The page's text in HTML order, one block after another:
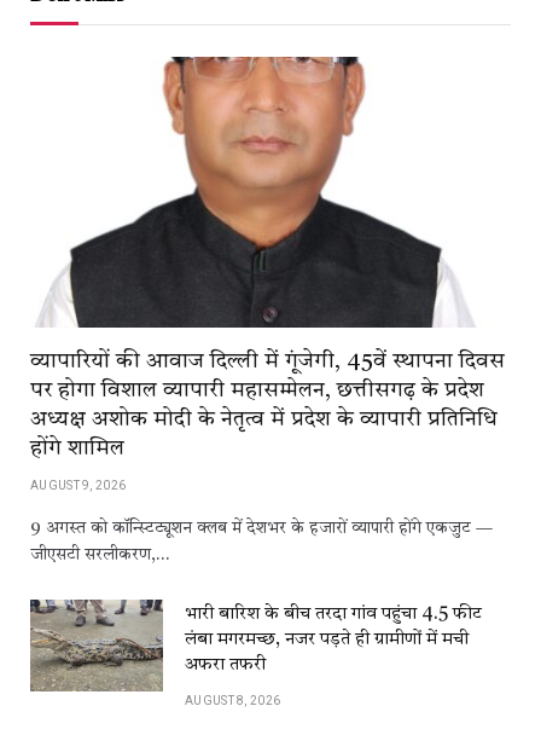
व्यापारियों की आवाज दिल्ली में गूंजेगी, 45वें स्थापना दिवस
पर होगा विशाल व्यापारी महासम्मेलन, छत्तीसगढ़ के प्रदेश
अध्यक्ष अशोक मोदी के नेतृत्व में प्रदेश के व्यापारी प्रतिनिधि
होंगे शामिल
AUGUST 9, 2026
9 अगस्त को कॉन्स्टिट्यूशन क्लब में देशभर के हजारों व्यापारी होंगे एकजुट —
जीएसटी सरलीकरण,…
भारी बारिश के बीच तरदा गांव पहुंचा 4.5 फीट
लंबा मगरमच्छ, नजर पड़ते ही ग्रामीणों में मची
अफरा तफरी
AUGUST 8, 2026